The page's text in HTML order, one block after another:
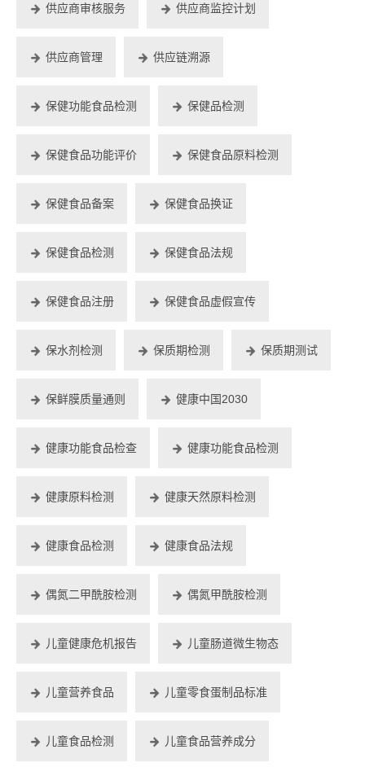
供应商审核服务 供应商监控计划
供应商管理 供应链溯源
保健功能食品检测 保健品检测
保健食品功能评价 保健食品原料检测
保健食品备案 保健食品换证
保健食品检测 保健食品法规
保健食品注册 保健食品虚假宣传
保水剂检测 保质期检测 保质期测试
保鲜膜质量通则 健康中国2030
健康功能食品检查 健康功能食品检测
健康原料检测 健康天然原料检测
健康食品检测 健康食品法规
偶氮二甲酰胺检测 偶氮甲酰胺检测
儿童健康危机报告 儿童肠道微生物态
儿童营养食品 儿童零食蛋制品标准
儿童食品检测 儿童食品营养成分